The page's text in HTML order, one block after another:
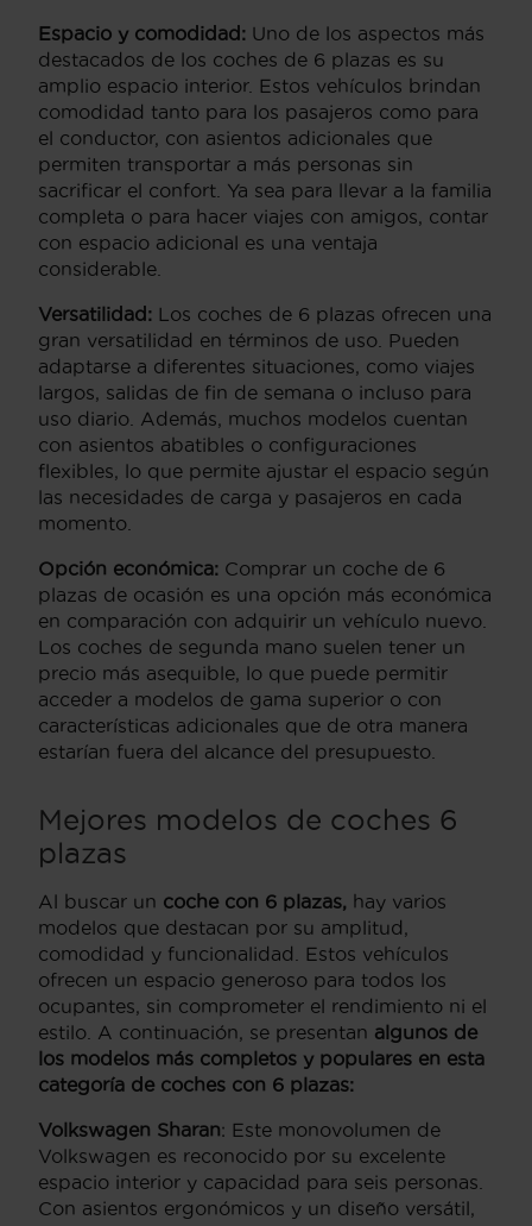
Espacio y comodidad: Uno de los aspectos más
destacados de los coches de 6 plazas es su
amplio espacio interior. Estos vehículos brindan
comodidad tanto para los pasajeros como para
el conductor, con asientos adicionales que
permiten transportar a más personas sin
sacrificar el confort. Ya sea para llevar a la familia
completa o para hacer viajes con amigos, contar
con espacio adicional es una ventaja
considerable.
Versatilidad: Los coches de 6 plazas ofrecen una
gran versatilidad en términos de uso. Pueden
adaptarse a diferentes situaciones, como viajes
largos, salidas de fin de semana o incluso para
uso diario. Además, muchos modelos cuentan
con asientos abatibles o configuraciones
flexibles, lo que permite ajustar el espacio según
las necesidades de carga y pasajeros en cada
momento.
Opción económica: Comprar un coche de 6
plazas de ocasión es una opción más económica
en comparación con adquirir un vehículo nuevo.
Los coches de segunda mano suelen tener un
precio más asequible, lo que puede permitir
acceder a modelos de gama superior o con
características adicionales que de otra manera
estarían fuera del alcance del presupuesto.
Mejores modelos de coches 6
plazas
Al buscar un coche con 6 plazas, hay varios
modelos que destacan por su amplitud,
comodidad y funcionalidad. Estos vehículos
ofrecen un espacio generoso para todos los
ocupantes, sin comprometer el rendimiento ni el
estilo. A continuación, se presentan algunos de
los modelos más completos y populares en esta
categoría de coches con 6 plazas:
Volkswagen Sharan: Este monovolumen de
Volkswagen es reconocido por su excelente
espacio interior y capacidad para seis personas.
Con asientos ergonómicos y un diseño versátil,